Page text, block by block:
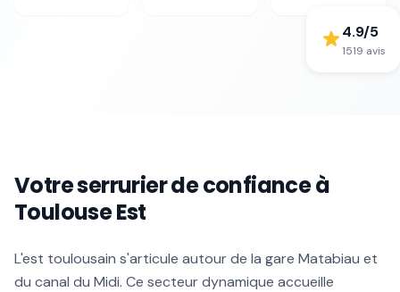
4.9/5
1519 avis
Votre serrurier de confiance à
Toulouse Est
L'est toulousain s'articule autour de la gare Matabiau et
du canal du Midi. Ce secteur dynamique accueille